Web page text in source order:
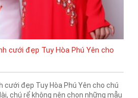
cưới đẹp Tuy Hòa Phú Yên cho
cưới đẹp Tuy Hòa Phú Yên cho chú
chú rể không nên chọn những mẫu